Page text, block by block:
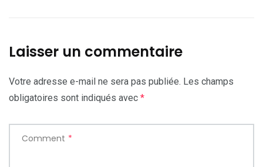
Laisser un commentaire
Votre adresse e-mail ne sera pas publiée. Les champs
obligatoires sont indiqués avec *
Comment *